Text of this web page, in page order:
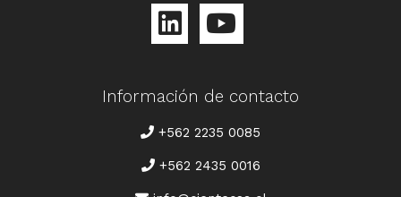
Información de contacto
TELÉFONO
+562 2235 0085
+562 2435 0016